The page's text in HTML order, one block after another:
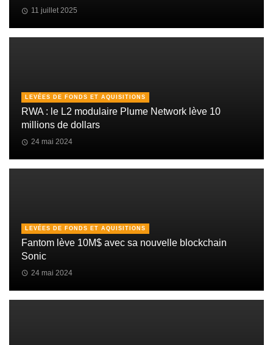
11 juillet 2025
LEVÉES DE FONDS ET AQUISITIONS
RWA : le L2 modulaire Plume Network lève 10
millions de dollars
24 mai 2024
LEVÉES DE FONDS ET AQUISITIONS
Fantom lève 10M$ avec sa nouvelle blockchain
Sonic
24 mai 2024